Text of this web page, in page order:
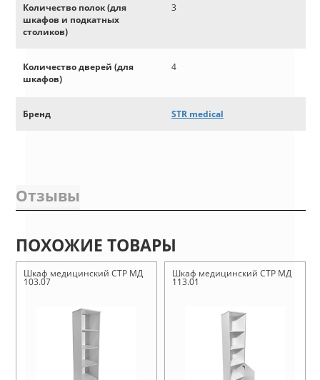
Количество полок (для
шкафов и подкатных
столиков)
3
Количество дверей (для
шкафов)
4
Бренд STR medical
Отзывы
ПОХОЖИЕ ТОВАРЫ
Шкаф медицинский СТР МД
103.07
Шкаф медицинский СТР МД
113.01